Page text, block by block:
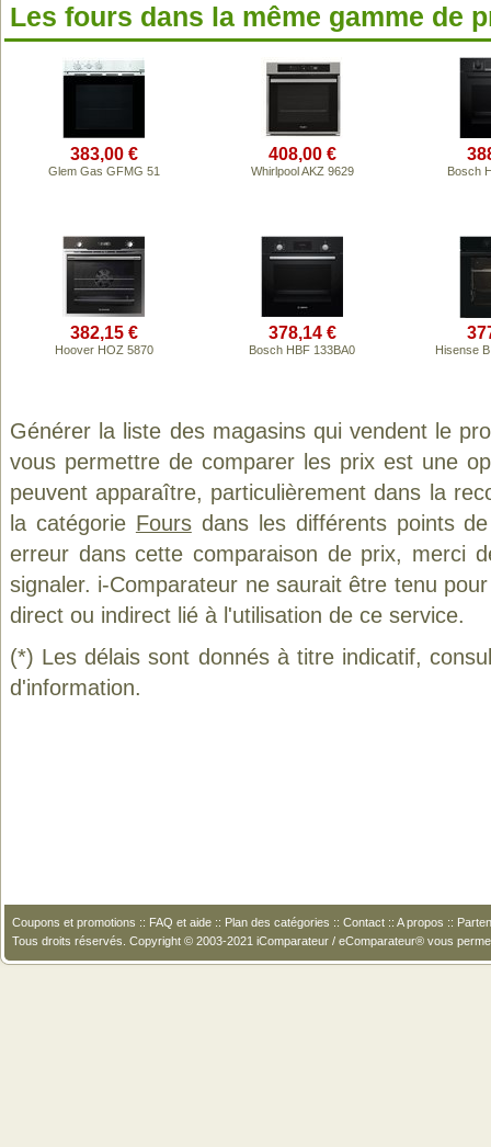
Les fours dans la même gamme de
383,00 €
Glem Gas GFMG 51
408,00 €
Whirlpool AKZ 9629 Bosch
382,15 €
Hoover HOZ 5870
378,14 €
Bosch HBF 133BA0 Hisense
Générer la liste des magasins qui vendent le
vous permettre de comparer les prix est une
peuvent apparaître, particulièrement dans la
la catégorie Foursdans les différents points
erreur dans cette comparaison de prix, merci
signaler. i-Comparateur ne saurait être tenu
direct ou indirect lié à l'utilisation de ce service.
(*) Les délais sont donnés à titre indicatif,
d'information.
Coupons et promotions :: FAQ et aide :: Plan des catégories :: Contact :: A propos ::
Tous droits réservés. Copyright © 2003-2021 iComparateur / eComparateur® vous